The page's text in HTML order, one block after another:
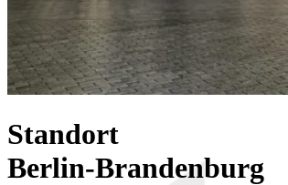
Standort
Berlin-Brandenburg